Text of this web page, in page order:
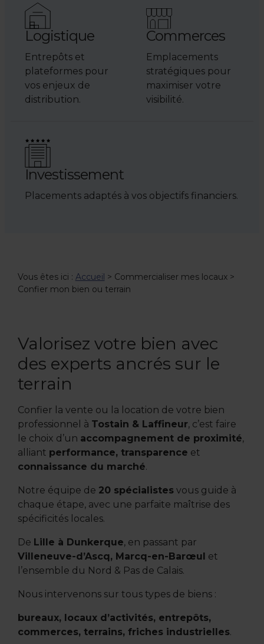
Logistique
Entrepôts et
plateformes pour
vos enjeux de
distribution.
Commerces
Emplacements
stratégiques pour
maximiser votre
visibilité.
Investissement
Placements adaptés à vos objectifs financiers.
Vous êtes ici : Accueil > Commercialiser mes locaux>
Confier mon bien ou terrain
Valorisez votre bien avec
des experts ancrés sur le
terrain
Confier la vente ou la location de votre bien
professionnel à Tostain & Laffineur, c’est faire
le choix d’un accompagnement de proximité,
alliant performance, transparence et
connaissance du marché.
Notre équipe de 20 spécialistesvous guide à
chaque étape, avec une parfaite maîtrise des
spécificités locales.
De Lille à Dunkerque, en passant par
Villeneuve-d’Ascq, Marcq-en-Barœul et
l’ensemble du Nord & Pas de Calais.
Nous intervenons sur tous types de biens :
bureaux, locaux d’activités, entrepôts,
commerces, terrains, friches industrielles.